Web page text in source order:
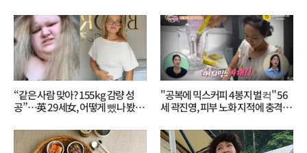
“같은 사람 맞아? 155kg 감량 성
공”…英 29세女, 어떻게 뺐나 봤더
"공복에 믹스커피 4봉지 벌컥" 56
세 곽진영, 피부 노화 지적에 충격…